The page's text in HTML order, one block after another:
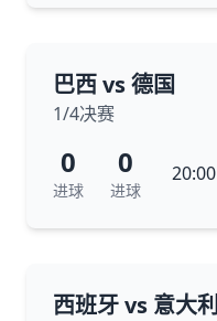
巴西 vs 德国
1/4决赛
0
进球
0
进球
20:00
西班牙 vs 意大利